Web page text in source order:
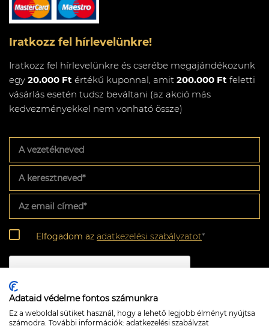
Iratkozz fel hírlevelünkre!
Iratkozz fel hírlevelünkre és cserébe megajándékozunk
egy 20.000 Ft értékű kuponnal, amit 200.000 Ft feletti
vásárlás esetén tudsz beváltani (az akció más
kedvezményekkel nem vonható össze)
vezetékneved
keresztneved*
email
címed*
Adatkezelési
szabályzat*
Elfogadom az adatkezelési szabályzatot*
CAPTCHA
Adataid védelme fontos számunkra
Ez a weboldal sütiket használ, hogy a lehető legjobb élményt nyújtsa
számodra. További információk: adatkezelési szabályzat